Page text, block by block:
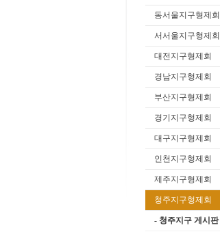
동서울지구형제회
서서울지구형제회
대전지구형제회
경남지구형제회
부산지구형제회
경기지구형제회
대구지구형제회
인천지구형제회
제주지구형제회
청주지구형제회
- 청주지구 게시판